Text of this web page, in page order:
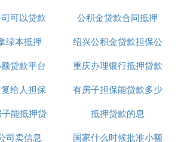
记。股东可以依法出质股权，质权自
设立。股权出质后不得转让，但是出
同意的除外。
国民法典》第四百二十五条为担保债
人或者第三人将其动产出质给债权人
不履行到期债务或者发生当事人约定
可以贷款
公积金贷款合同抵押
绿本抵押
绍兴公积金贷款担保公
司
贷款平台
重庆办理银行抵押贷款
公司
给人担保
吗
有房子担保能贷款多少
能抵押贷
抵押贷款的息
司卖信息
国家什么时候批准小额